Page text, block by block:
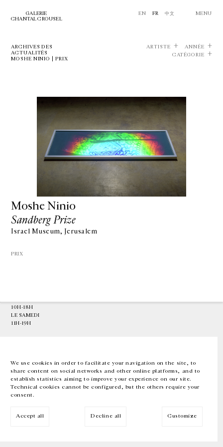
We use cookies in order to facilitate your navigation on the site, to
share content on social networks and other online platforms, and to
establish statistics aiming to improve your experience on our site.
Technical cookies cannot be configured, but the others require your
consent.
Accept all Decline all Customize
GALERIE
CHANTAL CROUSEL
EN FR 中文 MENU
ARCHIVES DES
ACTUALITÉS
MOSHE NINIO | PRIX
ARTISTE
ANNÉE
CATÉGORIE
Moshe Ninio
Sandberg Prize
Israel Museum, Jerusalem
PRIX
10 RUE CHARLOT, 75003 PARIS
10H-18H
LE SAMEDI
11H-19H
EN FR 中文 Facebook Instagram
Inscrivez-vous à notre newsletter